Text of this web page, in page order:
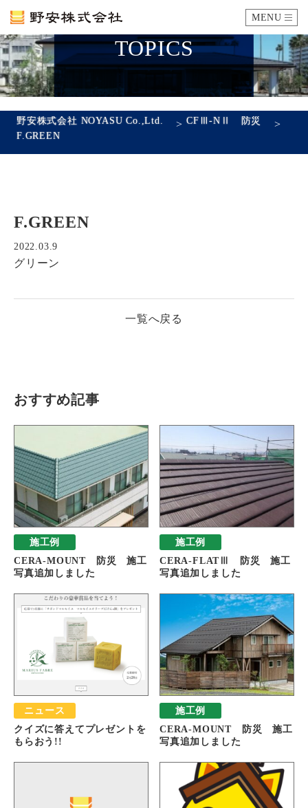
MENU
カタログ
企業情報
会社概要
お問い合わせ プライバシーポリシー サイトマップ
TOPICS
野安株式会社 NOYASU Co.,Ltd. >CFⅢ-NⅡ 防災 >
F.GREEN
F.GREEN
2022.03.9
グリーン
一覧へ戻る
おすすめ記事
施工例
CERA-MOUNT 防災 施工
写真追加しました
施工例
CERA-FLATⅢ 防災 施工
写真追加しました
ニュース
クイズに答えてプレゼントを
もらおう!!
施工例
CERA-MOUNT 防災 施工
写真追加しました